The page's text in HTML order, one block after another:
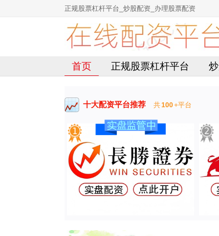
正规股票杠杆平台_炒股配资_办理股票配资
首页 正规股票杠杆平台
十大配资平台推荐 共100+平台